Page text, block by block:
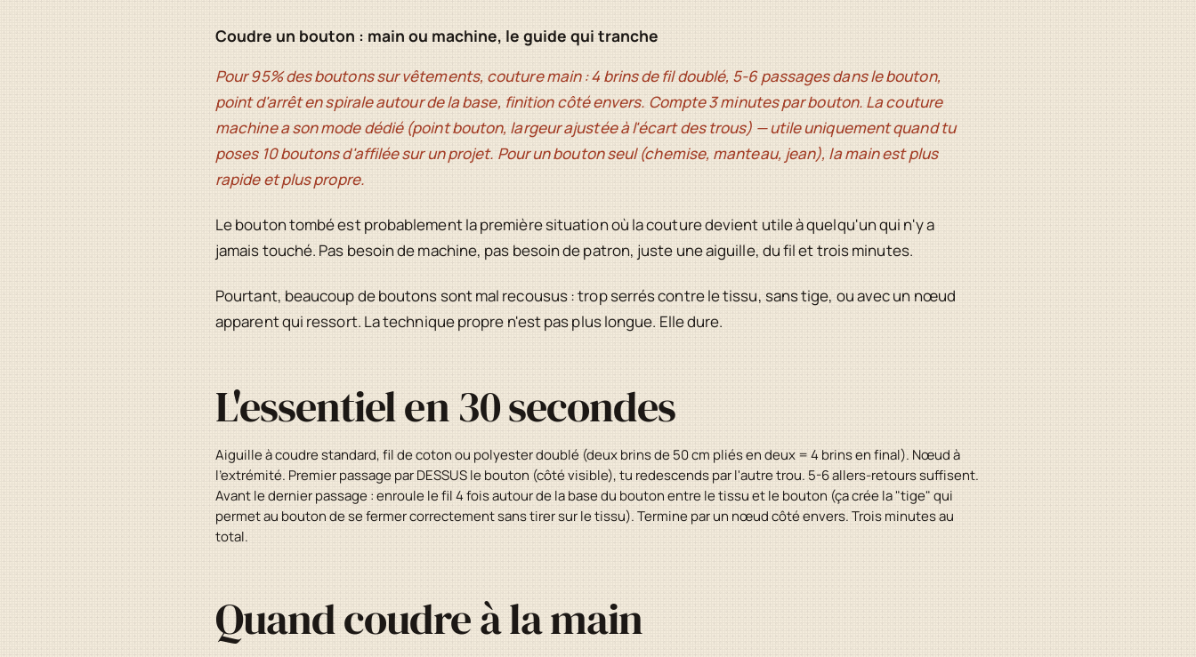
Coudre un bouton : main ou machine, le guide qui tranche
Pour 95% des boutons sur vêtements, couture main : 4 brins de fil doublé, 5-6 passages dans le bouton,
point d'arrêt en spirale autour de la base, finition côté envers. Compte 3 minutes par bouton. La couture
machine a son mode dédié (point bouton, largeur ajustée à l'écart des trous) — utile uniquement quand tu
poses 10 boutons d'affilée sur un projet. Pour un bouton seul (chemise, manteau, jean), la main est plus
rapide et plus propre.
Le bouton tombé est probablement la première situation où la couture devient utile à quelqu'un qui n'y a
jamais touché. Pas besoin de machine, pas besoin de patron, juste une aiguille, du fil et trois minutes.
Pourtant, beaucoup de boutons sont mal recousus : trop serrés contre le tissu, sans tige, ou avec un nœud
apparent qui ressort. La technique propre n'est pas plus longue. Elle dure.
L'essentiel en 30 secondes
Aiguille à coudre standard, fil de coton ou polyester doublé (deux brins de 50 cm pliés en deux = 4 brins en final). Nœud à
l'extrémité. Premier passage par DESSUS le bouton (côté visible), tu redescends par l'autre trou. 5-6 allers-retours suffisent.
Avant le dernier passage : enroule le fil 4 fois autour de la base du bouton entre le tissu et le bouton (ça crée la "tige" qui
permet au bouton de se fermer correctement sans tirer sur le tissu). Termine par un nœud côté envers. Trois minutes au
total.
Quand coudre à la main